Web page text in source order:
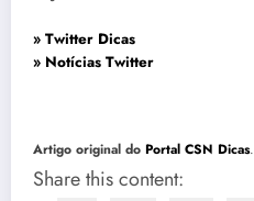
» Twitter Dicas
» Notícias Twitter
Artigo original do Portal CSN Dicas.
Share this content: